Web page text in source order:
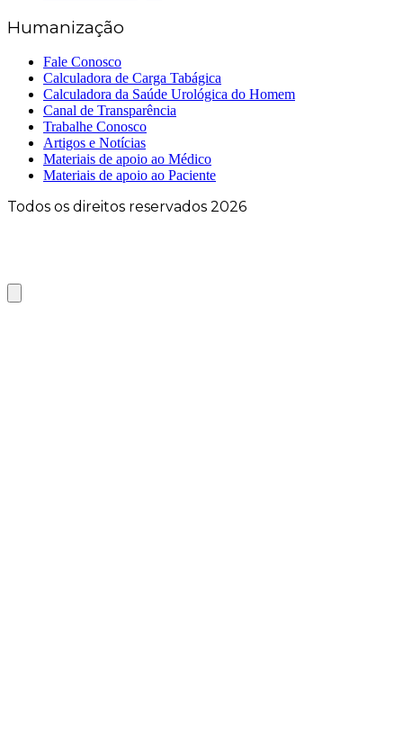
Humanização
Fale Conosco
Calculadora de Carga Tabágica
Calculadora da Saúde Urológica do Homem
Canal de Transparência
Trabalhe Conosco
Artigos e Notícias
Materiais de apoio ao Médico
Materiais de apoio ao Paciente
Todos os direitos reservados 2026